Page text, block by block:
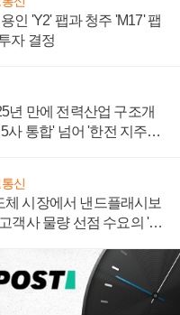
인 'Y2' 팹과 청주 'M17' 팹
자 결정
년 만에 전력산업 구조개
사 통합' 넘어 '한전 지주사'
신
체 시장에서 낸드플래시보
객사 물량 선점 수요의 '우